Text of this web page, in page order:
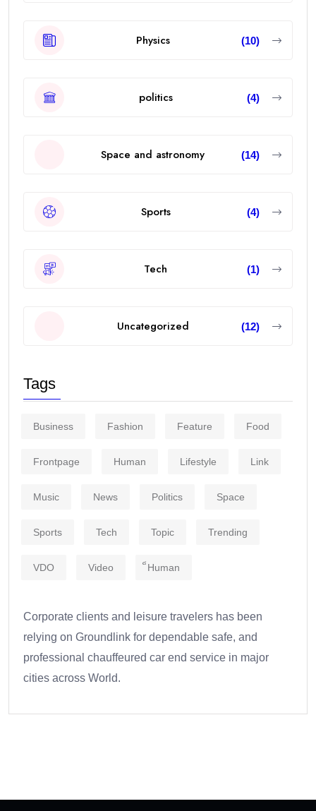
Physics (10)
politics (4)
Space and astronomy (14)
Sports (4)
Tech (1)
Uncategorized (12)
Tags
Business Fashion Feature Food
Frontpage Human Lifestyle Link
Music News Politics Space
Sports Tech Topic Trending
VDO Video ็Human
Corporate clients and leisure travelers has been
relying on Groundlink for dependable safe, and
professional chauffeured car end service in major
cities across World.